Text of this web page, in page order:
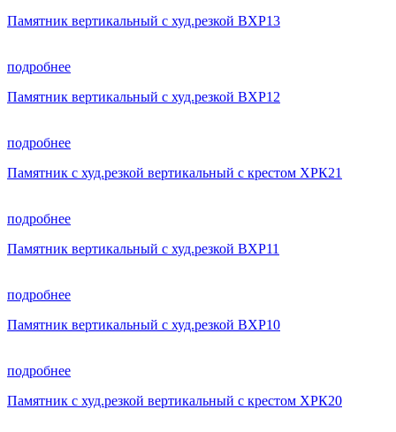
Памятник вертикальный с худ.резкой ВХР13
подробнее
Памятник вертикальный с худ.резкой ВХР12
подробнее
Памятник с худ.резкой вертикальный с крестом ХРК21
подробнее
Памятник вертикальный с худ.резкой ВХР11
подробнее
Памятник вертикальный с худ.резкой ВХР10
подробнее
Памятник с худ.резкой вертикальный с крестом ХРК20